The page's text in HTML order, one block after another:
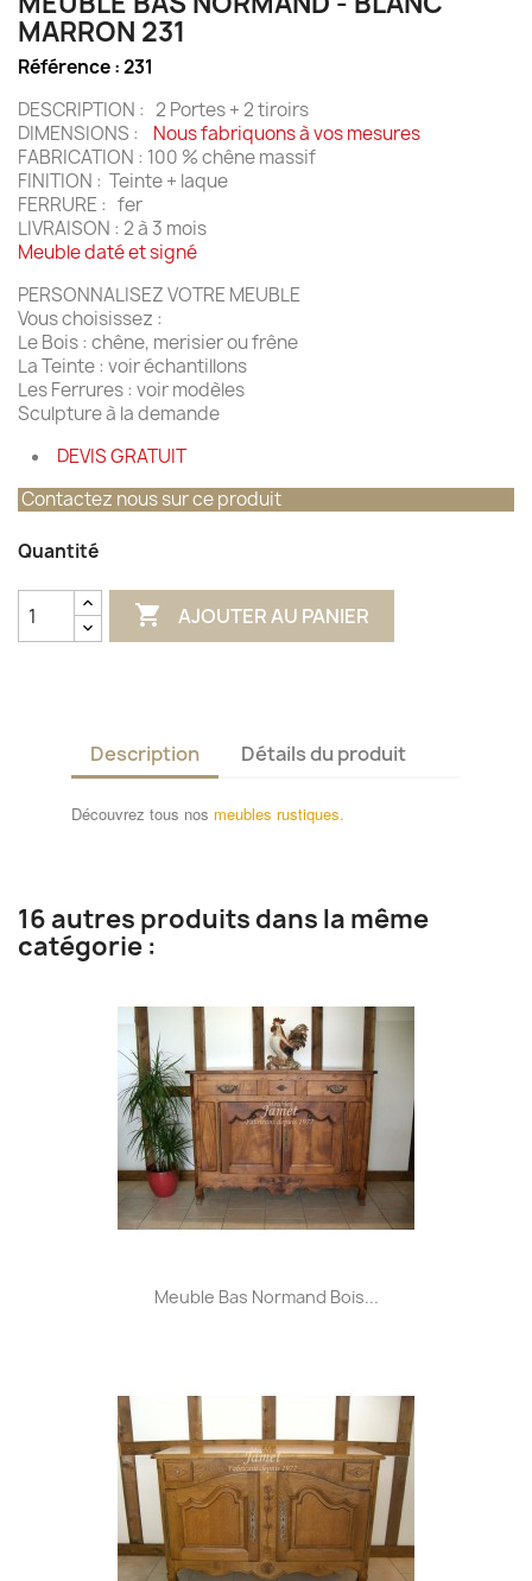
MARRON 231
Référence :231
DESCRIPTION : 2 Portes + 2 tiroirs
DIMENSIONS : Nous fabriquons à vos mesures
FABRICATION : 100 % chêne massif
FINITION : Teinte + laque
FERRURE : fer
LIVRAISON : 2 à 3 mois
Meuble daté et signé
PERSONNALISEZ VOTRE MEUBLE
Vous choisissez :
Le Bois : chêne, merisier ou frêne
La Teinte : voir échantillons
Les Ferrures : voir modèles
Sculpture à la demande
DEVIS GRATUIT
Contactez nous sur ce produit
Quantité
 AJOUTER AU PANIER
Description Détails du produit
Découvrez tous nos meubles rustiques.
16 autres produits dans la même
catégorie :
Meuble Bas Normand Bois...